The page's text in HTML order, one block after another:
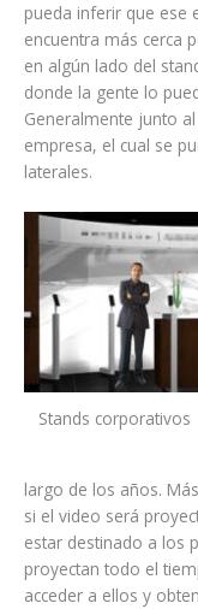
pueda inferir que ese
encuentra más cerca
en algún lado del
donde la gente lo
Generalmente junto
empresa, el cual se
laterales.
Stands corporativos
largo de los años.
si el video será
estar destinado a los
proyectan todo el
acceder a ellos y